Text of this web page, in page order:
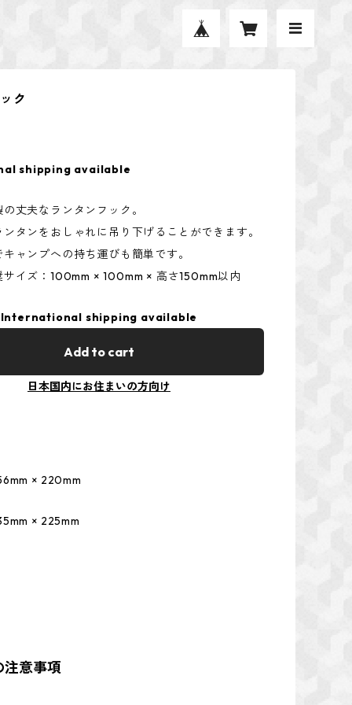
ク
shipping available
丈夫なランタンフック。
タンをおしゃれに吊り下げることができます。
ャンプへの持ち運びも簡単です。
サイズ：100mm × 100mm × 高さ150mm以内
International shipping available
Add to cart
日本国内にお住まいの方向け
× 220mm
× 225mm
注意事項